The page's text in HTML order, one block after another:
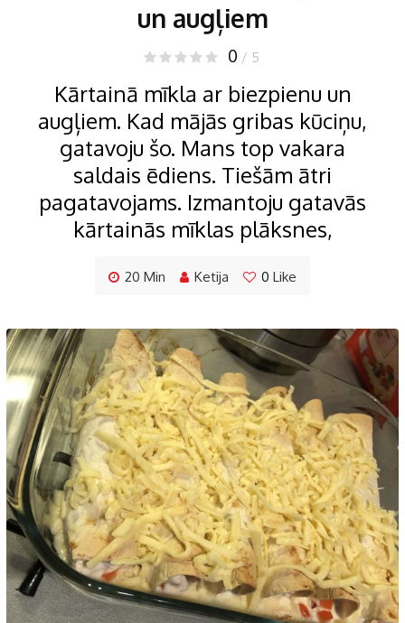
un augļiem
0 / 5
Kārtainā mīkla ar biezpienu un
augļiem. Kad mājās gribas kūciņu,
gatavoju šo. Mans top vakara
saldais ēdiens. Tiešām ātri
pagatavojams. Izmantoju gatavās
kārtainās mīklas plāksnes,
20 Min Ketija 0 Like